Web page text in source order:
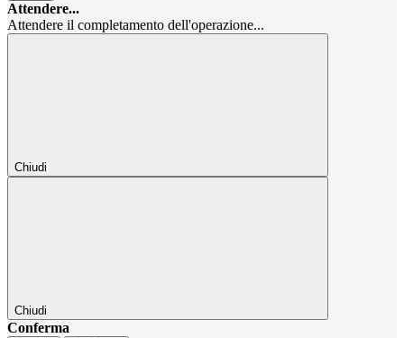
Attendere...
Attendere il completamento dell'operazione...
Chiudi
Chiudi
Conferma